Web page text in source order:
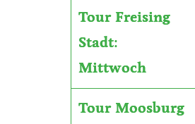
Tour Freising
Stadt:
Mittwoch
Tour Moosburg